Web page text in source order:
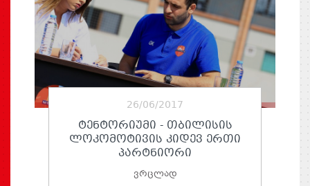
26/06/2017
ᲢᲔᲜᲢᲝᲠᲘᲣᲛᲘ - ᲗᲑᲘᲚᲘᲡᲘᲡ
ᲚᲝᲙᲝᲛᲝᲢᲘᲕᲘᲡ ᲙᲘᲓᲔᲕ ᲔᲠᲗᲘ
ᲞᲐᲠᲢᲜᲘᲝᲠᲘ
ვრცლად